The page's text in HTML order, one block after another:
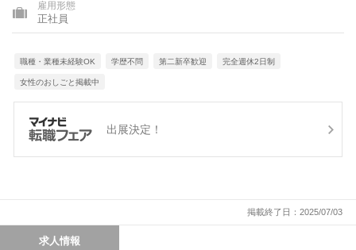
雇用形態
正社員
職種・業種未経験OK 学歴不問 第二新卒歓迎 完全週休2日制
女性のおしごと掲載中
出展決定！
掲載終了日：2025/07/03
求人情報